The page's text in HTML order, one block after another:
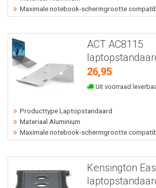
Maximale notebook-schermgrootte
ACT AC8115
26,95
Uit voorraad
Producttype Laptopstandaard
Materiaal Aluminium
Maximale notebook-schermgrootte
Kensington